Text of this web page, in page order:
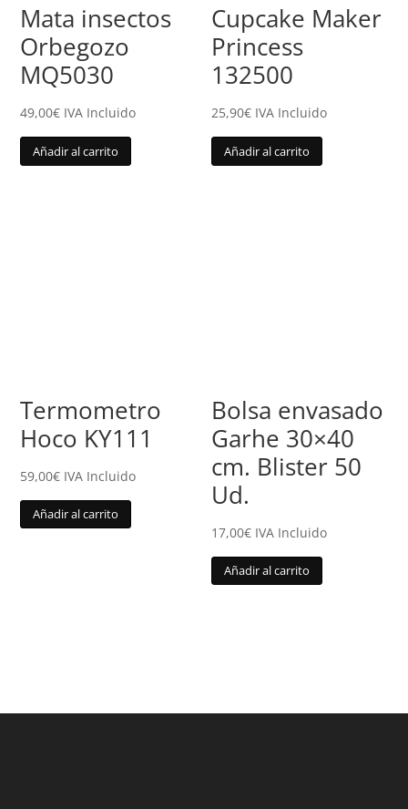
Mata insectos
Orbegozo
MQ5030
49,00€ IVA Incluido
Añadir al carrito
Cupcake Maker
Princess
132500
25,90€ IVA Incluido
Añadir al carrito
Termometro
Hoco KY111
59,00€ IVA Incluido
Añadir al carrito
Bolsa envasado
Garhe 30×40
cm. Blister 50
Ud.
17,00€ IVA Incluido
Añadir al carrito